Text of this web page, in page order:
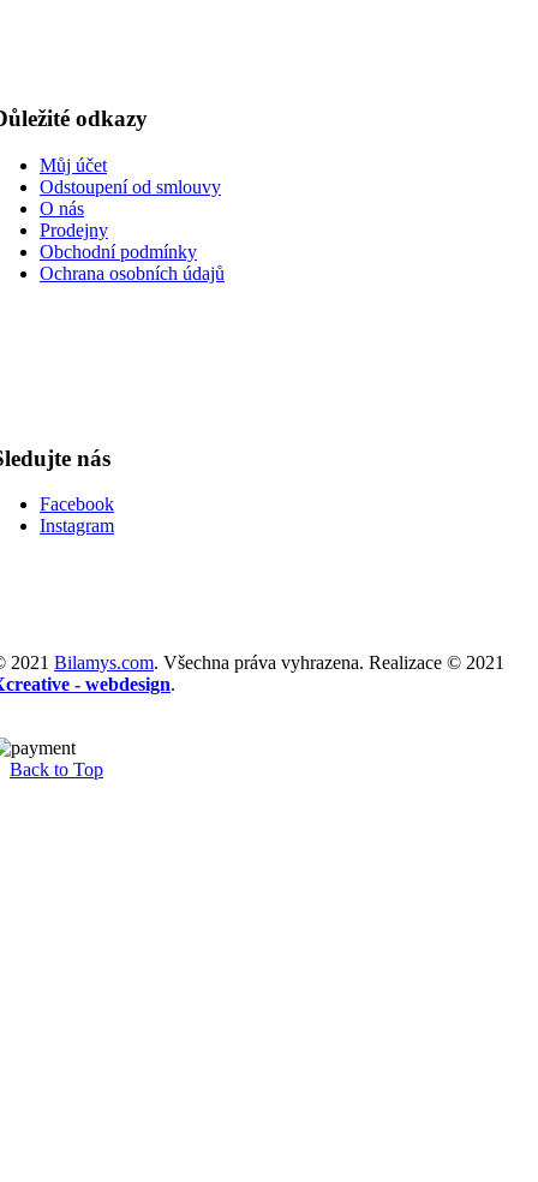
odkazy
Můj účet
Odstoupení od smlouvy
O nás
Prodejny
Obchodní podmínky
Ochrana osobních údajů
nás
Facebook
Instagram
2021 Bilamys.com. Všechna práva vyhrazena. Realizace © 2021
- webdesign.
Back to Top